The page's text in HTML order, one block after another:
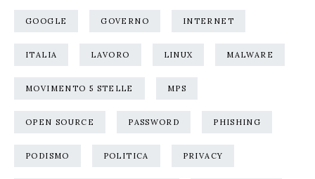
GOOGLE GOVERNO INTERNET
ITALIA LAVORO LINUX MALWARE
MOVIMENTO 5 STELLE MPS
OPEN SOURCE PASSWORD PHISHING
PODISMO POLITICA PRIVACY